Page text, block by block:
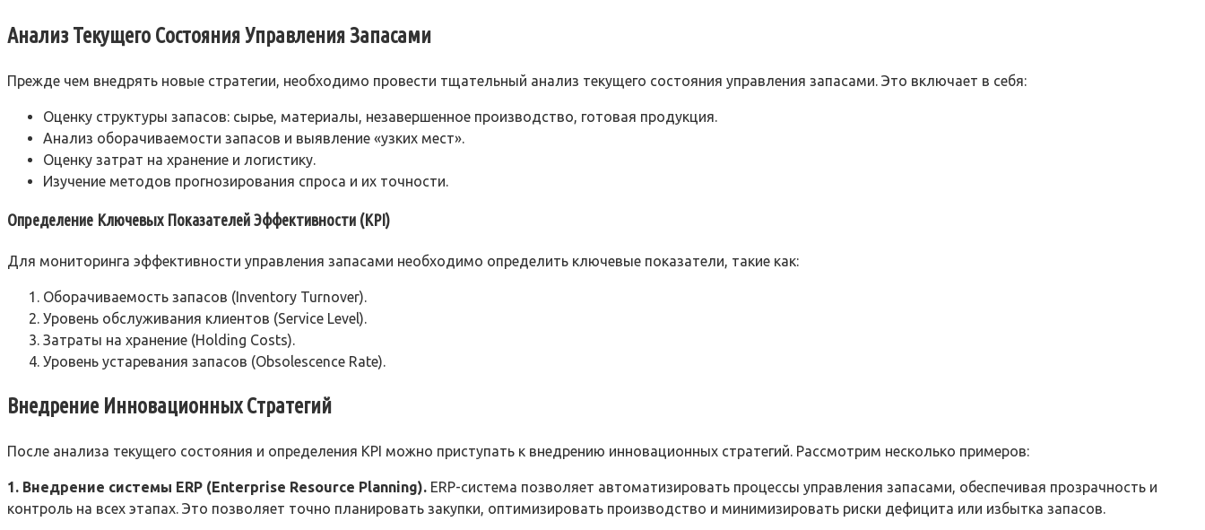
Анализ Текущего Состояния Управления Запасами
Прежде чем внедрять новые стратегии, необходимо провести тщательный анализ текущего состояния управления запасами. Это включает в себя:
Оценку структуры запасов: сырье, материалы, незавершенное производство, готовая продукция.
Анализ оборачиваемости запасов и выявление «узких мест».
Оценку затрат на хранение и логистику.
Изучение методов прогнозирования спроса и их точности.
Определение Ключевых Показателей Эффективности (KPI)
Для мониторинга эффективности управления запасами необходимо определить ключевые показатели, такие как:
Оборачиваемость запасов (Inventory Turnover).
Уровень обслуживания клиентов (Service Level).
Затраты на хранение (Holding Costs).
Уровень устаревания запасов (Obsolescence Rate).
Внедрение Инновационных Стратегий
После анализа текущего состояния и определения KPI можно приступать к внедрению инновационных стратегий. Рассмотрим несколько примеров:
1. Внедрение системы ERP (Enterprise Resource Planning). ERP-система позволяет автоматизировать процессы управления запасами, обеспечивая прозрачность и
контроль на всех этапах. Это позволяет точно планировать закупки, оптимизировать производство и минимизировать риски дефицита или избытка запасов.